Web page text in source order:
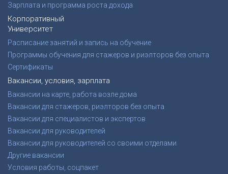
Зарплата и программа роста дохода
Корпоративный
Университет
Расписание занятий и запись на обучение
Программы обучения для стажеров и риэлторов без опыта
Сертификаты
Вакансии, условия, зарплата
Вакансии на карте, работа возле дома
Вакансии для стажеров, риэлторов без опыта
Вакансии для специалистов и экспертов
Вакансии для руководителей
Вакансии для руководителей со своими отделами
Другие вакансии
Условия работы, соцпакет